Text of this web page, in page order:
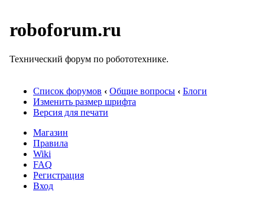
roboforum.ru
Технический форум по робототехнике.
Список форумов ‹ Общие вопросы ‹ Блоги
Изменить размер шрифта
Версия для печати
Магазин
Правила
Wiki
FAQ
Регистрация
Вход